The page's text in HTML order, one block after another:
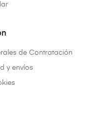
de Contratación
y envíos